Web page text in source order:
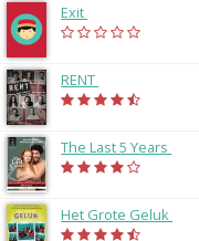
Exit
RENT
The Last 5 Years
Het Grote Geluk